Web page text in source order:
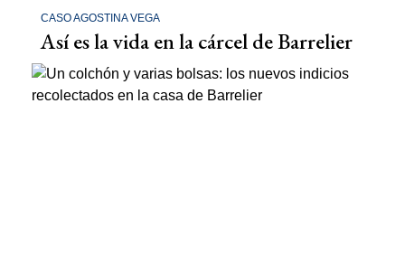
CASO AGOSTINA VEGA
Así es la vida en la cárcel de Barrelier